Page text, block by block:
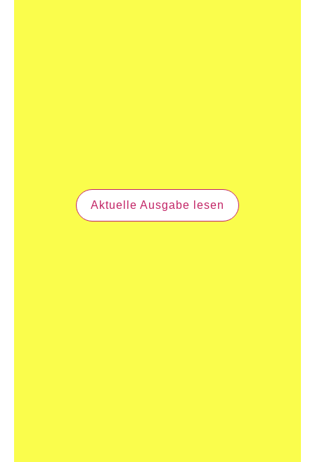
Aktuelle Ausgabe lesen